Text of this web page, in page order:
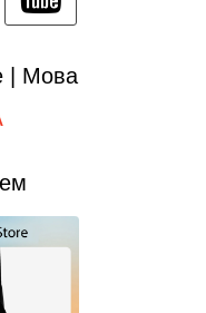
| Мова